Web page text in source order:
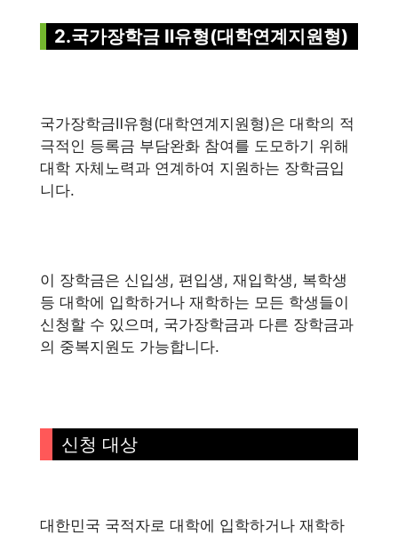
2.국가장학금 Ⅱ유형(대학연계지원형)
국가장학금Ⅱ유형(대학연계지원형)은 대학의 적
극적인 등록금 부담완화 참여를 도모하기 위해
대학 자체노력과 연계하여 지원하는 장학금입
니다.
이 장학금은 신입생, 편입생, 재입학생, 복학생
등 대학에 입학하거나 재학하는 모든 학생들이
신청할 수 있으며, 국가장학금과 다른 장학금과
의 중복지원도 가능합니다.
신청 대상
대한민국 국적자로 대학에 입학하거나 재학하